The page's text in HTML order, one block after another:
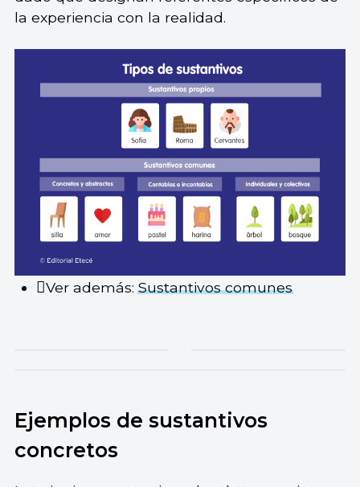
la experiencia con la realidad.
Ver además:Sustantivos comunes
Ejemplos de sustantivos
concretos